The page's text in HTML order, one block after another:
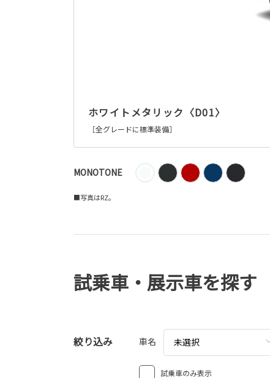
ホワイトメタリック〈D01〉
［全グレードに標準装備］
MONOTONE
■写真はRZ。
試乗車・展示車を探す
絞り込み 車名 未選択
試乗車のみ表示